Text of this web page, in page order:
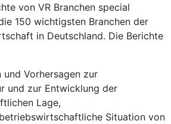
von VR Branchen special
150 wichtigsten Branchen der
in Deutschland. Die Berichte
und Vorhersagen zur
und zur Entwicklung der
Lage,
Situation von